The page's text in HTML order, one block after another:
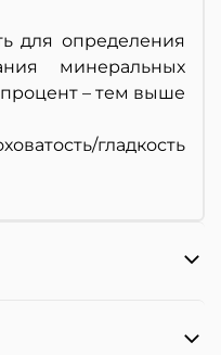
для определения
минеральных
– тем выше
гладкость